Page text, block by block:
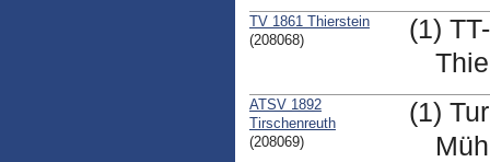
TV 1861 Thierstein
(208068)
(1)
ATSV 1892
Tirschenreuth
(208069)
(1)